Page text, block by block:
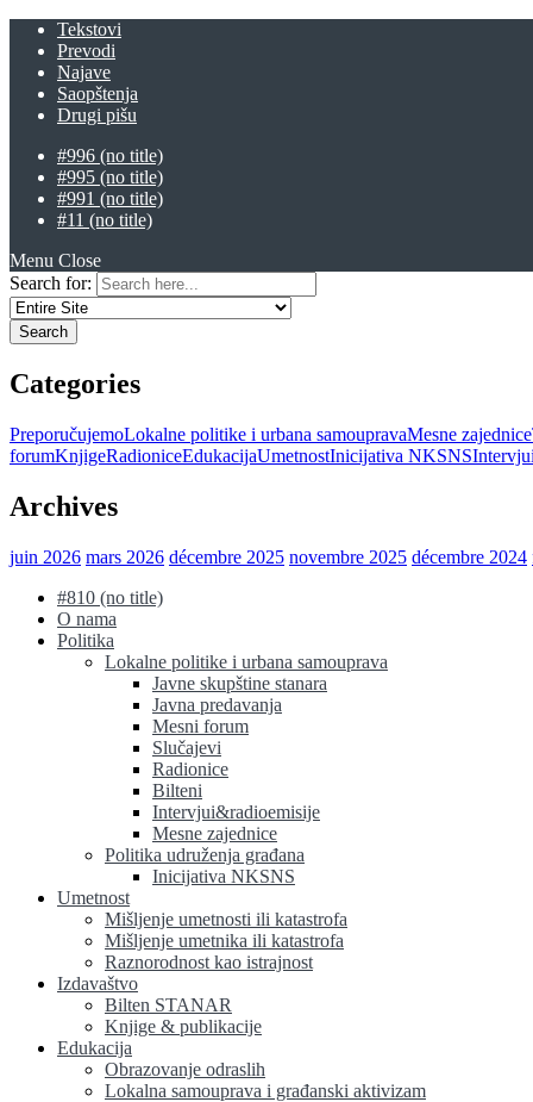
Tekstovi
Prevodi
Najave
Saopštenja
Drugi pišu
#996 (no title)
#995 (no title)
#991 (no title)
#11 (no title)
Menu Close
Search for:
Categories
PreporučujemoLokalne politike i urbana samoupravaMesne zajednice
forumKnjigeRadioniceEdukacijaUmetnostInicijativa NKSNS
Archives
juin 2026 mars 2026 décembre 2025 novembre 2025 décembre 2024
#810 (no title)
O nama
Politika
Lokalne politike i urbana samouprava
Javne skupštine stanara
Javna predavanja
Mesni forum
Slučajevi
Radionice
Bilteni
Intervjui&radioemisije
Mesne zajednice
Politika udruženja građana
Inicijativa NKSNS
Umetnost
Mišljenje umetnosti ili katastrofa
Mišljenje umetnika ili katastrofa
Raznorodnost kao istrajnost
Izdavaštvo
Bilten STANAR
Knjige & publikacije
Edukacija
Obrazovanje odraslih
Lokalna samouprava i građanski aktivizam